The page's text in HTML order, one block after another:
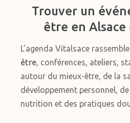
Trouver un
être en Alsace
L’agenda Vitalsace
être, conférences, ateliers,
autour du mieux-être, de la
développement personnel,
nutrition et des pratiques